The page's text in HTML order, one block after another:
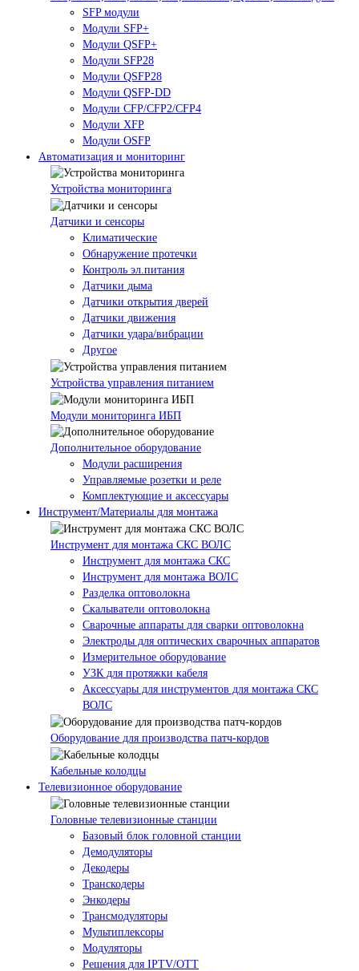
SFP модули
Модули SFP+
Модули QSFP+
Модули SFP28
Модули QSFP28
Модули QSFP-DD
Модули CFP/CFP2/CFP4
Модули XFP
Модули OSFP
Автоматизация и мониторинг
Устройства мониторинга
Датчики и сенсоры
Климатические
Обнаружение протечки
Контроль эл.питания
Датчики дыма
Датчики открытия дверей
Датчики движения
Датчики удара/вибрации
Другое
Устройства управления питанием
Модули мониторинга ИБП
Дополнительное оборудование
Модули расширения
Управляемые розетки и реле
Комплектующие и аксессуары
Инструмент/Материалы для монтажа
Инструмент для монтажа СКС ВОЛС
Инструмент для монтажа СКС
Инструмент для монтажа ВОЛС
Разделка оптоволокна
Скалыватели оптоволокна
Сварочные аппараты для сварки оптоволокна
Электроды для оптических сварочных аппаратов
Измерительное оборудование
УЗК для протяжки кабеля
Аксессуары для инструментов для монтажа СКС
ВОЛС
Оборудование для производства патч-кордов
Кабельные колодцы
Телевизионное оборудование
Головные телевизионные станции
Базовый блок головной станции
Демодуляторы
Декодеры
Транскодеры
Энкодеры
Трансмодуляторы
Мультиплексоры
Модуляторы
Решения для IPTV/OTT